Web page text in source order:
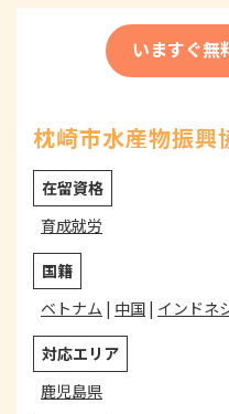
いますぐ無
枕崎市水産物振興
在留資格
育成就労
国籍
ベトナム | 中国 | インドネ
対応エリア
鹿児島県